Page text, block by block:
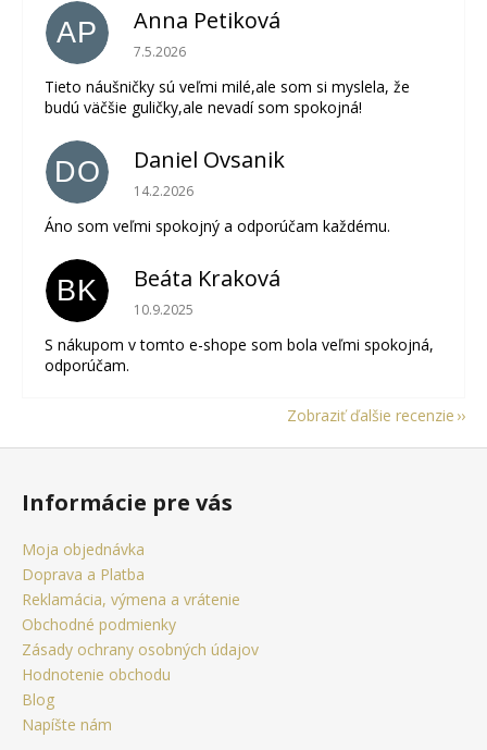
AP Anna Petiková
Hodnotenie obchodu je 5 z 5 hviezdičiek.
7.5.2026
Tieto náušničky sú veľmi milé,ale som si myslela, že
budú väčšie guličky,ale nevadí som spokojná!
DO Daniel Ovsanik
Hodnotenie obchodu je 5 z 5 hviezdičiek.
14.2.2026
Áno som veľmi spokojný a odporúčam každému.
BK Beáta Kraková
Hodnotenie obchodu je 5 z 5 hviezdičiek.
10.9.2025
S nákupom v tomto e-shope som bola veľmi spokojná,
odporúčam.
Zobraziť ďalšie recenzie
Informácie pre vás
Moja objednávka
Doprava a Platba
Reklamácia, výmena a vrátenie
Obchodné podmienky
Zásady ochrany osobných údajov
Hodnotenie obchodu
Blog
Napíšte nám